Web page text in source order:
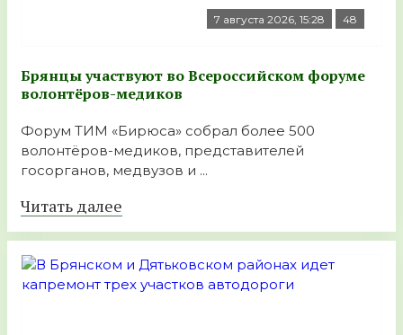
7 августа 2026, 15:28 48
Брянцы участвуют во Всероссийском форуме
волонтёров-медиков
Форум ТИМ «Бирюса» собрал более 500
волонтёров-медиков, представителей
госорганов, медвузов и ...
Читать далее